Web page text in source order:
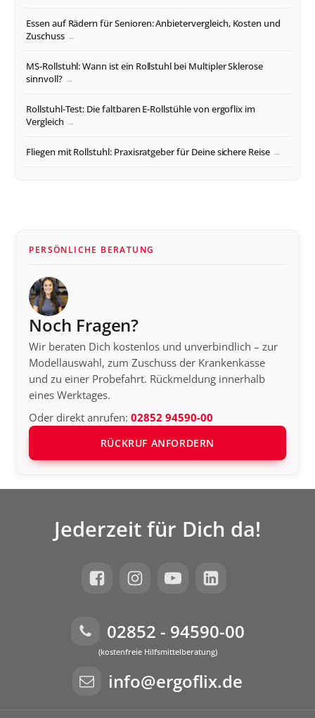
Essen auf Rädern für Senioren: Anbietervergleich, Kosten und
Zuschuss
MS-Rollstuhl: Wann ist ein Rollstuhl bei Multipler Sklerose
sinnvoll?
Rollstuhl-Test: Die faltbaren E-Rollstühle von ergoflix im
Vergleich
Fliegen mit Rollstuhl: Praxisratgeber für Deine sichere Reise
PERSÖNLICHE BERATUNG
Noch Fragen?
Wir beraten Dich kostenlos und unverbindlich – zur
Modellauswahl, zum Zuschuss der Krankenkasse
und zu einer Probefahrt. Rückmeldung innerhalb
eines Werktages.
Oder direkt anrufen:02852 94590-00
RÜCKRUF ANFORDERN
Jederzeit für Dich da!
02852 - 94590-00
(kostenfreie Hilfsmittelberatung)
info@ergoflix.de